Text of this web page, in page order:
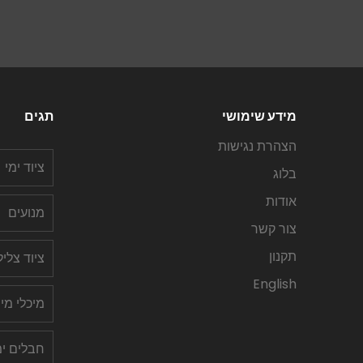
מידע שימושי
הצהרת נגישות
בלוג
אודות
צור קשר
תקנון
English
תגים
ציוד ימי
מנועים
ציוד
מיכלי
חבלים